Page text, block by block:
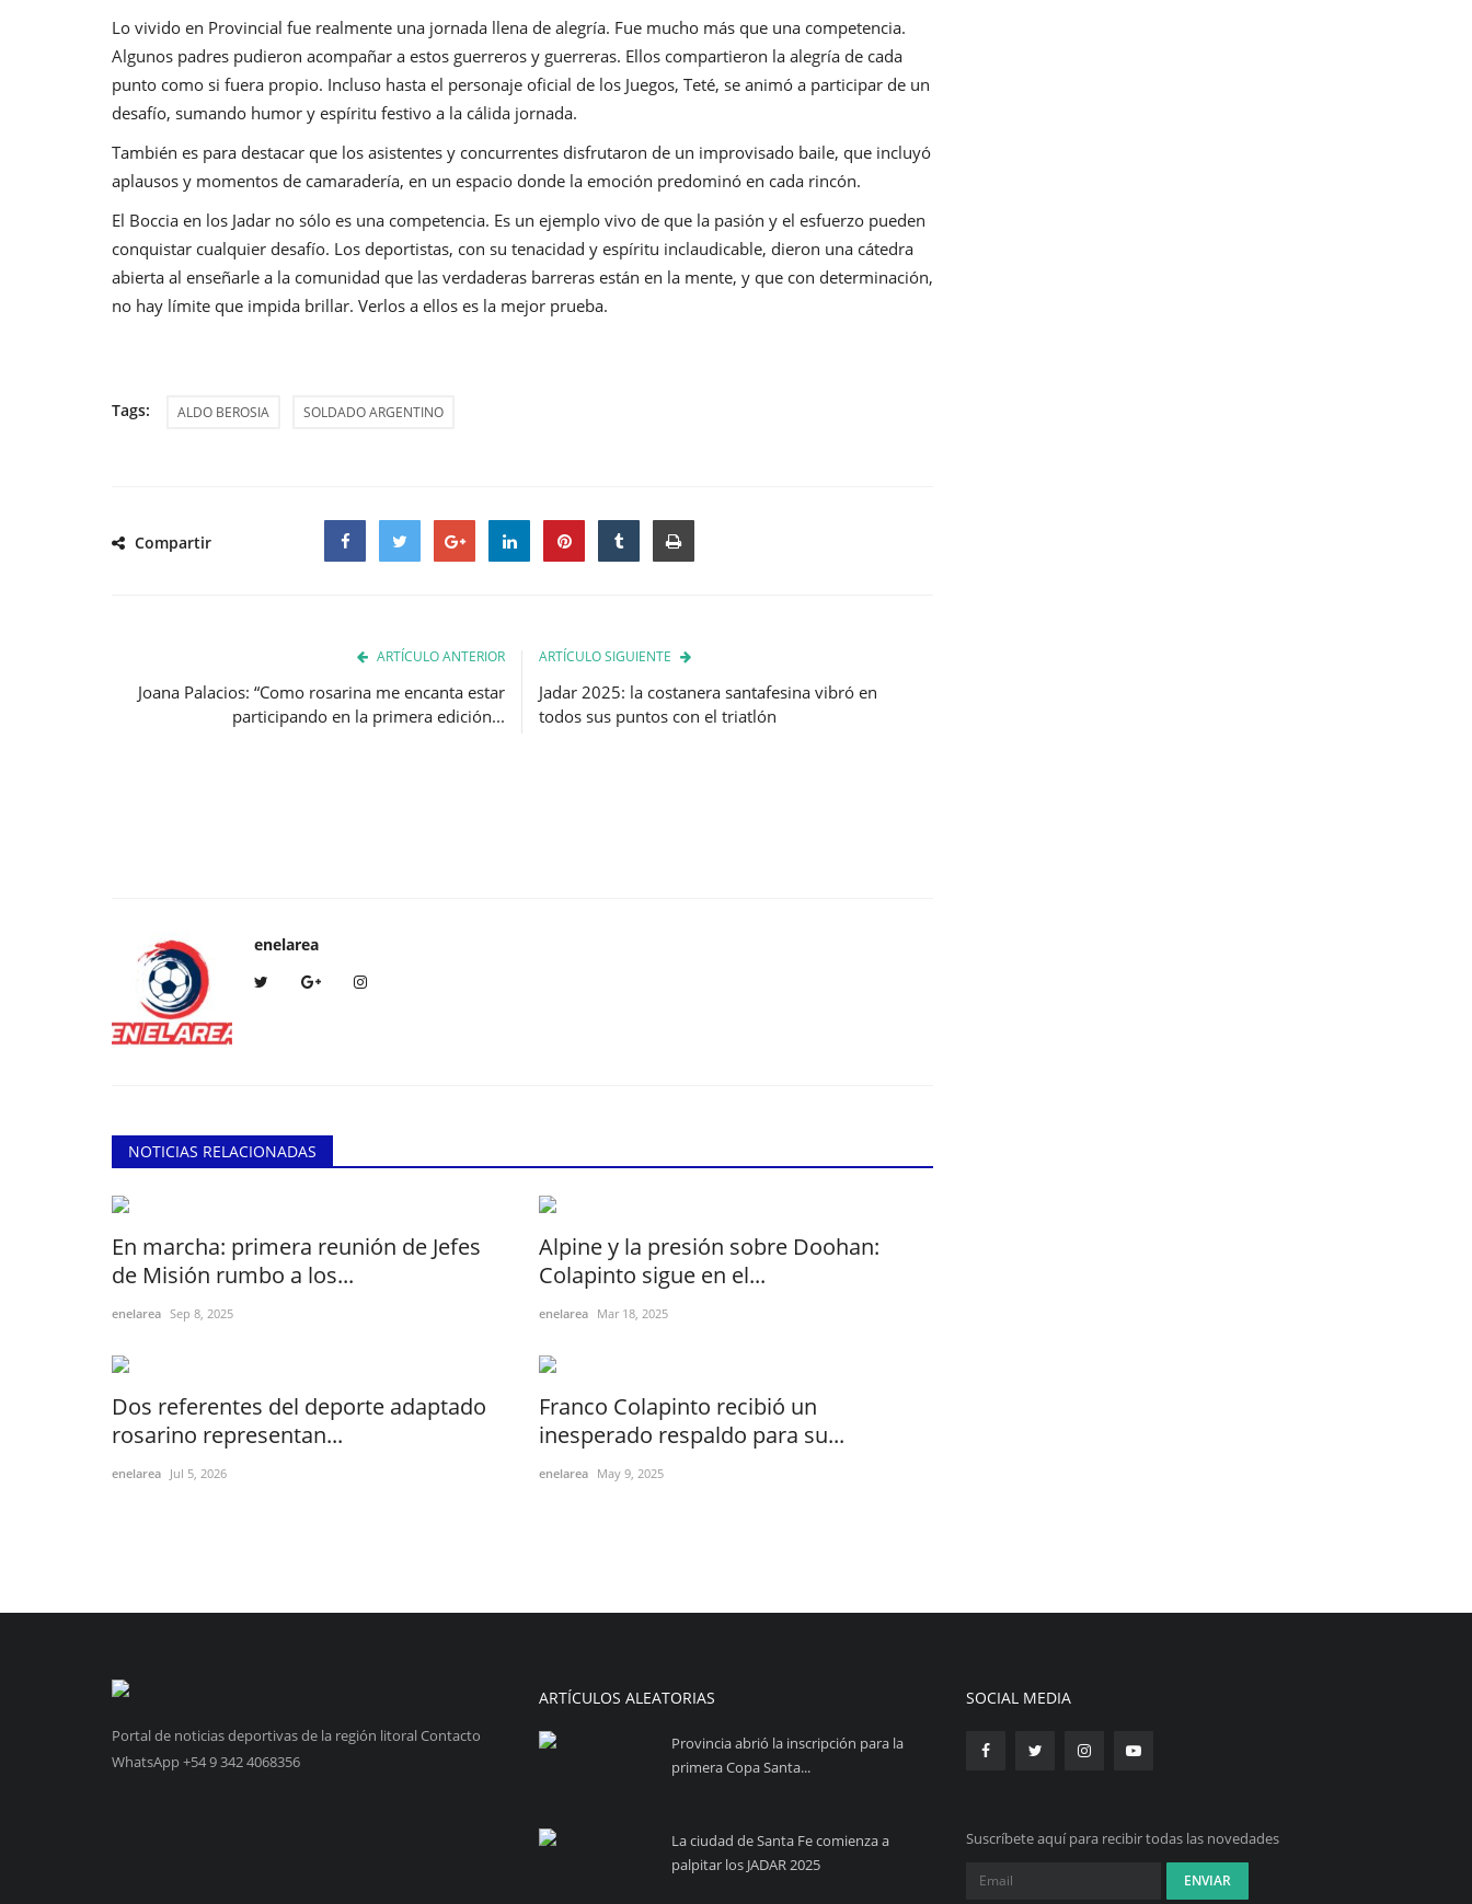
Lo vivido en Provincial fue realmente una jornada llena de alegría. Fue mucho más que una competencia.
Algunos padres pudieron acompañar a estos guerreros y guerreras. Ellos compartieron la alegría de cada
punto como si fuera propio. Incluso hasta el personaje oficial de los Juegos, Teté, se animó a participar de un
desafío, sumando humor y espíritu festivo a la cálida jornada.
También es para destacar que los asistentes y concurrentes disfrutaron de un improvisado baile, que incluyó
aplausos y momentos de camaradería, en un espacio donde la emoción predominó en cada rincón.
El Boccia en los Jadar no sólo es una competencia. Es un ejemplo vivo de que la pasión y el esfuerzo pueden
conquistar cualquier desafío. Los deportistas, con su tenacidad y espíritu inclaudicable, dieron una cátedra
abierta al enseñarle a la comunidad que las verdaderas barreras están en la mente, y que con determinación,
no hay límite que impida brillar. Verlos a ellos es la mejor prueba.
Tags: ALDO BEROSIA SOLDADO ARGENTINO
Compartir
ARTÍCULO ANTERIOR
Joana Palacios: “Como rosarina me encanta estar
participando en la primera edición...
ARTÍCULO SIGUIENTE
Jadar 2025: la costanera santafesina vibró en
todos sus puntos con el triatlón
enelarea
NOTICIAS RELACIONADAS
En marcha: primera reunión de Jefes
de Misión rumbo a los...
enelarea Sep 8, 2025
Alpine y la presión sobre Doohan:
Colapinto sigue en el...
enelarea Mar 18, 2025
Dos referentes del deporte adaptado
rosarino representan...
enelarea Jul 5, 2026
Franco Colapinto recibió un
inesperado respaldo para su...
enelarea May 9, 2025
Portal de noticias deportivas de la región litoral Contacto
WhatsApp +54 9 342 4068356
ARTÍCULOS ALEATORIAS
Provincia abrió la inscripción para la
primera Copa Santa...
La ciudad de Santa Fe comienza a
palpitar los JADAR 2025
SOCIAL MEDIA
Suscríbete aquí para recibir todas las novedades